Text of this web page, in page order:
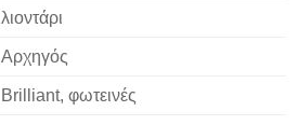
λιοντάρι
Αρχηγός
Brilliant, φωτεινές